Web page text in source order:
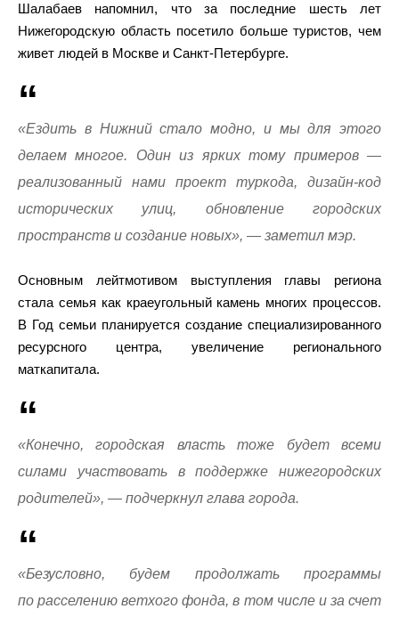
Шалабаев напомнил, что за последние шесть лет
Нижегородскую область посетило больше туристов, чем
живет людей в Москве и Санкт-Петербурге.
«Ездить в Нижний стало модно, и мы для этого
делаем многое. Один из ярких тому примеров —
реализованный нами проект туркода, дизайн-код
исторических улиц, обновление городских
пространств и создание новых», — заметил мэр.
Основным лейтмотивом выступления главы региона
стала семья как краеугольный камень многих процессов.
В Год семьи планируется создание специализированного
ресурсного центра, увеличение регионального
маткапитала.
«Конечно, городская власть тоже будет всеми
силами участвовать в поддержке нижегородских
родителей», — подчеркнул глава города.
«Безусловно, будем продолжать программы
по расселению ветхого фонда, в том числе и за счет